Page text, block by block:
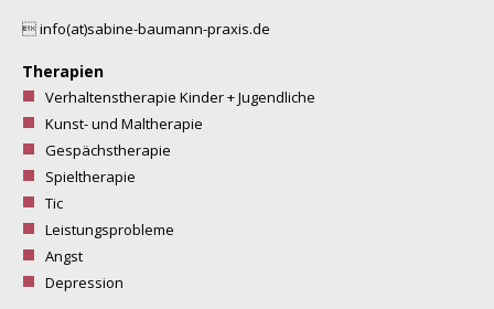
info(at)sabine-baumann-praxis.de
Therapien
Verhaltenstherapie Kinder + Jugendliche
Kunst- und Maltherapie
Gespächstherapie
Spieltherapie
Tic
Leistungsprobleme
Angst
Depression